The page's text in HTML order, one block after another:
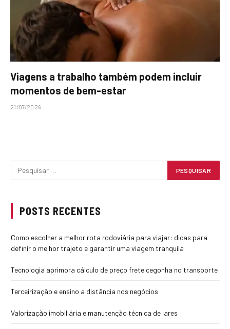
Viagens a trabalho também podem incluir
momentos de bem-estar
21/07/2026
POSTS RECENTES
Como escolher a melhor rota rodoviária para viajar: dicas para
definir o melhor trajeto e garantir uma viagem tranquila
Tecnologia aprimora cálculo de preço frete cegonha no transporte
Terceirização e ensino a distância nos negócios
Valorização imobiliária e manutenção técnica de lares